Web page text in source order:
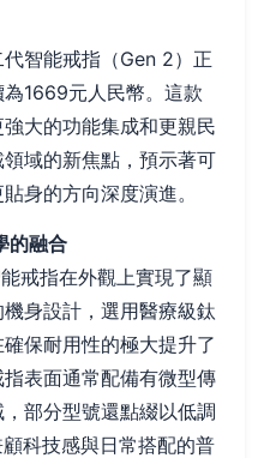
智能戒指（Gen 2）正
1669元人民幣。這款
大的功能集成和更親民
域的新焦點，預示著可
身的方向深度演進。
的融合
戒指在外觀上實現了顯
身設計，選用醫療級鈦
保耐用性的極大提升了
表面通常配備有微型傳
部分型號還點綴以低調
科技感與日常搭配的普